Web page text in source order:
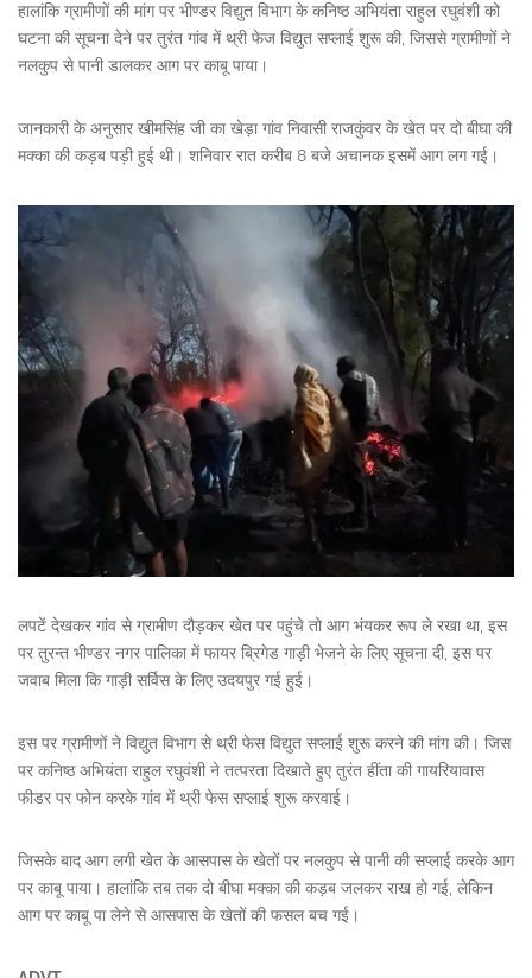
हालांकि ग्रामीणों की मांग पर भीण्डर विद्युत विभाग के कनिष्ठ अभियंता राहुल रघुवंशी को
घटना की सूचना देने पर तुरंत गांव में थ्री फेज विद्युत सप्लाई शुरू की, जिससे ग्रामीणों ने
नलकुप से पानी डालकर आग पर काबू पाया।
जानकारी के अनुसार खीमसिंह जी का खेड़ा गांव निवासी राजकुंवर के खेत पर दो बीघा की
मक्का की कड़ब पड़ी हुई थी। शनिवार रात करीब 8 बजे अचानक इसमें आग लग गई।
लपटें देखकर गांव से ग्रामीण दौड़कर खेत पर पहुंचे तो आग भंयकर रूप ले रखा था, इस
पर तुरन्त भीण्डर नगर पालिका में फायर ब्रिगेड गाड़ी भेजने के लिए सूचना दी, इस पर
जवाब मिला कि गाड़ी सर्विस के लिए उदयपुर गई हुई।
इस पर ग्रामीणों ने विद्युत विभाग से थ्री फेस विद्युत सप्लाई शुरू करने की मांग की। जिस
पर कनिष्ठ अभियंता राहुल रघुवंशी ने तत्परता दिखाते हुए तुरंत हींता की गायरियावास
फीडर पर फोन करके गांव में थ्री फेस सप्लाई शुरू करवाई।
जिसके बाद आग लगी खेत के आसपास के खेतों पर नलकुप से पानी की सप्लाई करके आग
पर काबू पाया। हालांकि तब तक दो बीघा मक्का की कड़ब जलकर राख हो गई, लेकिन
आग पर काबू पा लेने से आसपास के खेतों की फसल बच गई।